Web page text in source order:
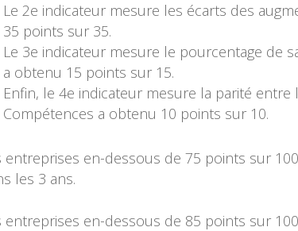
Le 2e indicateur mesure les écarts des
35 points sur 35.
Le 3e indicateur mesure le pourcentage de
a obtenu 15 points sur 15.
Enfin, le 4e indicateur mesure la parité
Compétences a obtenu 10 points sur 10.
entreprises en-dessous de 75 points sur
les 3 ans.
entreprises en-dessous de 85 points sur